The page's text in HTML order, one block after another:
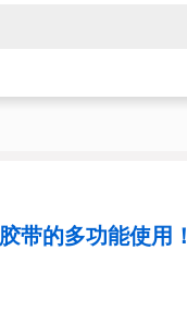
带的多功能使用！